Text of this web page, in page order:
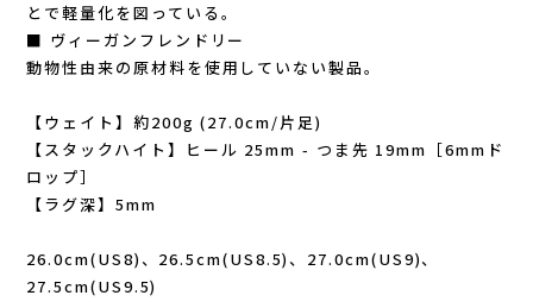
TYMER(タイマー)
XeroShoes（ゼロシューズ）
yamarokko(ヤマロッコ)
YAMAtune(ヤマチューン)
とで軽量化を図っている。
■ ヴィーガンフレンドリー
動物性由来の原材料を使用していない製品。
【ウェイト】約200g (27.0cm/片足)
【スタックハイト】ヒール 25mm - つま先 19mm［6mmド
ロップ］
【ラグ深】5mm
26.0cm(US8)、26.5cm(US8.5)、27.0cm(US9)、
27.5cm(US9.5)